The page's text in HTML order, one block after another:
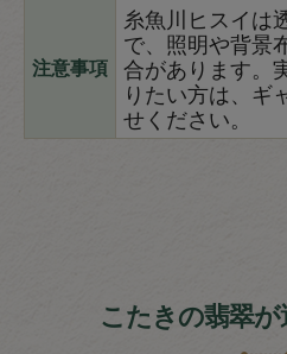
注意事項
糸魚川ヒスイは
で、照明や背景
合があります。
りたい方は、ギ
せください。
こたきの翡翠